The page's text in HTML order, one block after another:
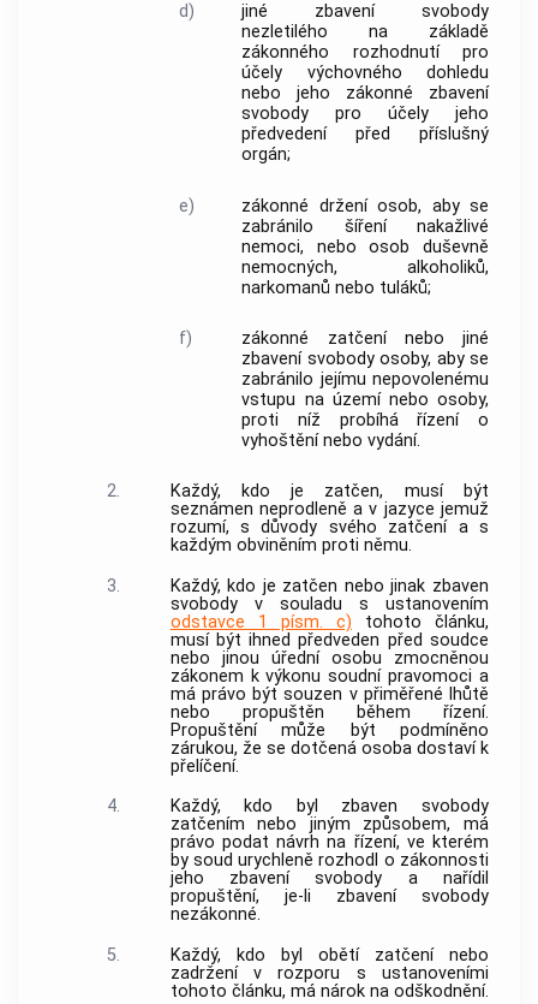
d)
jiné zbavení svobody
nezletilého na základě
zákonného rozhodnutí pro
účely výchovného dohledu
nebo jeho zákonné zbavení
svobody pro účely jeho
předvedení před příslušný
orgán;
e)
zákonné držení osob, aby se
zabránilo šíření nakažlivé
nemoci, nebo osob duševně
nemocných, alkoholiků,
narkomanů nebo tuláků;
f)
zákonné zatčení nebo jiné
zbavení svobody osoby, aby se
zabránilo jejímu nepovolenému
vstupu na území nebo osoby,
proti níž probíhá řízení o
vyhoštění nebo vydání.
2.
Každý, kdo je zatčen, musí být
seznámen neprodleně a v jazyce jemuž
rozumí, s důvody svého zatčení a s
každým obviněním proti němu.
3.
Každý, kdo je zatčen nebo jinak zbaven
svobody v souladu s ustanovením
odstavce 1 písm. c) tohoto článku,
musí být ihned předveden před soudce
nebo jinou úřední osobu zmocněnou
zákonem k výkonu soudní pravomoci a
má právo být souzen v přiměřené lhůtě
nebo propuštěn během řízení.
Propuštění může být podmíněno
zárukou, že se dotčená osoba dostaví k
přelíčení.
4.
Každý, kdo byl zbaven svobody
zatčením nebo jiným způsobem, má
právo podat návrh na řízení, ve kterém
by soud urychleně rozhodl o zákonnosti
jeho zbavení svobody a nařídil
propuštění, je-li zbavení svobody
nezákonné.
5.
Každý, kdo byl obětí zatčení nebo
zadržení v rozporu s ustanoveními
tohoto článku, má nárok na odškodnění.